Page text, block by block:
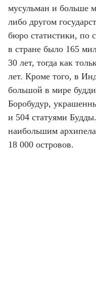
мусульман и больше
либо другом
бюро статистики, по
в стране было 165
30 лет, тогда как
лет. Кроме того, в
большой в мире
Боробудур,
и 504 статуями
наибольшим
18 000 островов.